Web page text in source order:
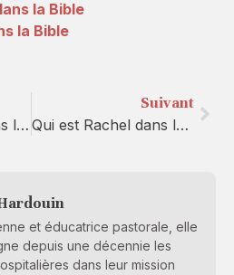
la Bible
la Bible
Qui est Myriam dans la Bible
Suivant
Qui est Rachel dans la Bible
et éducatrice pastorale, elle
depuis une décennie les
dans leur mission